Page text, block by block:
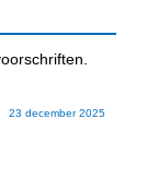
23 december 2025